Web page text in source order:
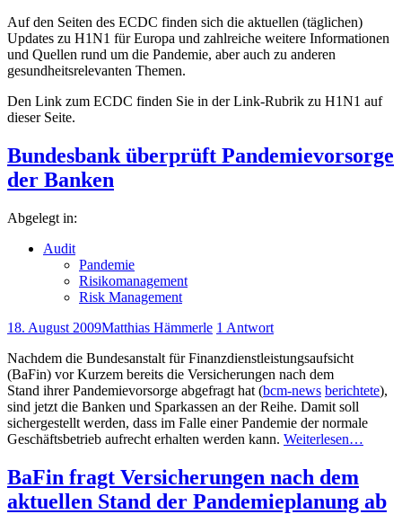
Auf den Seiten des ECDC finden sich die aktuellen (täglichen)
Updates zu H1N1 für Europa und zahlreiche weitere Informationen
und Quellen rund um die Pandemie, aber auch zu anderen
gesundheitsrelevanten Themen.
Den Link zum ECDC finden Sie in der Link-Rubrik zu H1N1 auf
dieser Seite.
Bundesbank überprüft Pandemievorsorge
der Banken
Abgelegt in:
Audit
Pandemie
Risikomanagement
Risk Management
18. August 2009Matthias Hämmerle 1 Antwort
Nachdem die Bundesanstalt für Finanzdienstleistungsaufsicht
(BaFin) vor Kurzem bereits die Versicherungen nach dem
Stand ihrer Pandemievorsorge abgefragt hat (bcm-news berichtete),
sind jetzt die Banken und Sparkassen an der Reihe. Damit soll
sichergestellt werden, dass im Falle einer Pandemie der normale
Geschäftsbetrieb aufrecht erhalten werden kann. Weiterlesen…
BaFin fragt Versicherungen nach dem
aktuellen Stand der Pandemieplanung ab